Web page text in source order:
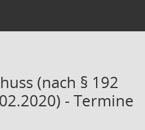
(nach § 192
- Termine